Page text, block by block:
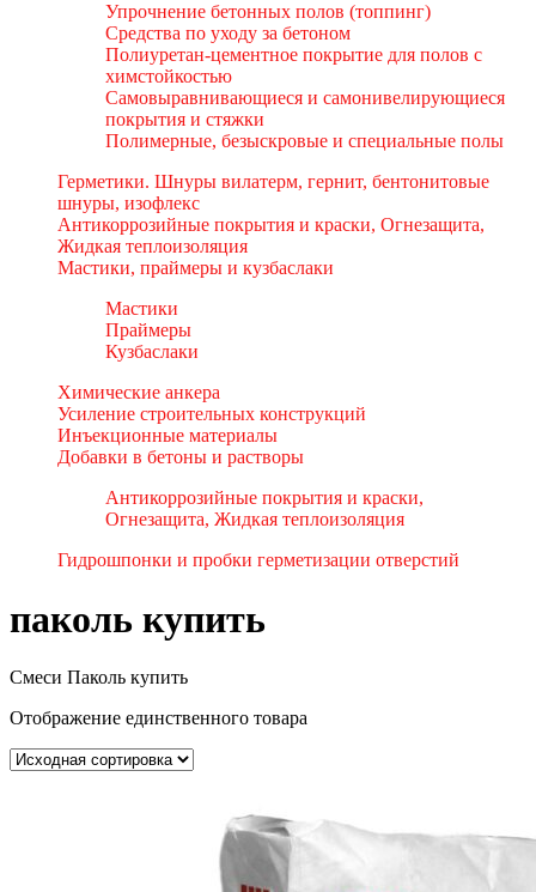
Упрочнение бетонных полов (топпинг)
Средства по уходу за бетоном
Полиуретан-цементное покрытие для полов с
химстойкостью
Самовыравнивающиеся и самонивелирующиеся
покрытия и стяжки
Полимерные, безыскровые и специальные полы
Герметики. Шнуры вилатерм, гернит, бентонитовые
шнуры, изофлекс
Антикоррозийные покрытия и краски, Огнезащита,
Жидкая теплоизоляция
Мастики, праймеры и кузбаслаки
Мастики
Праймеры
Кузбаслаки
Химические анкера
Усиление строительных конструкций
Инъекционные материалы
Добавки в бетоны и растворы
Антикоррозийные покрытия и краски,
Огнезащита, Жидкая теплоизоляция
Гидрошпонки и пробки герметизации отверстий
паколь купить
Смеси Паколь купить
Отображение единственного товара